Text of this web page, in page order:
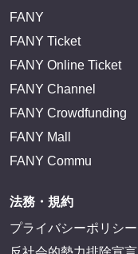
FANY
FANY Ticket
FANY Online Ticket
FANY Channel
FANY Crowdfunding
FANY Mall
FANY Commu
法務・規約
プライバシーポリシー